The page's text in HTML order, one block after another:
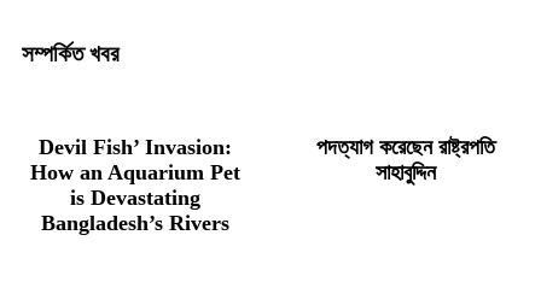
সম্পর্কিত খবর
Devil Fish’ Invasion:
How an Aquarium Pet
is Devastating
Bangladesh’s Rivers
পদত্যাগ করেছেন রাষ্ট্রপতি
সাহাবুদ্দিন